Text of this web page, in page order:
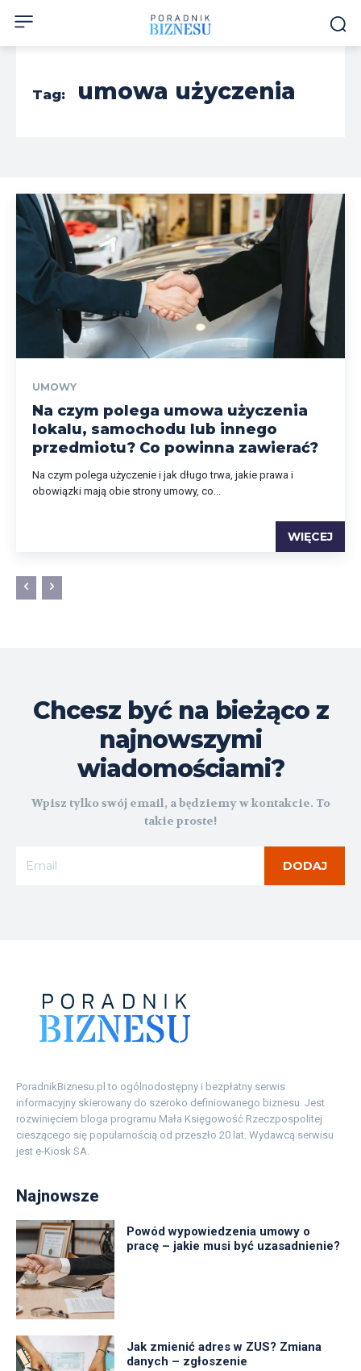
Tag: umowa użyczenia
UMOWY
Na czym polega umowa użyczenia
lokalu, samochodu lub innego
przedmiotu? Co powinna zawierać?
Na czym polega użyczenie i jak długo trwa, jakie prawa i
obowiązki mają obie strony umowy, co...
WIĘCEJ
Chcesz być na bieżąco z
najnowszymi
wiadomościami?
Wpisz tylko swój email, a będziemy w kontakcie. To
takie proste!
DODAJ
PoradnikBiznesu.pl to ogólnodostępny i bezpłatny serwis
informacyjny skierowany do szeroko definiowanego biznesu. Jest
rozwinięciem bloga programu Mała Księgowość Rzeczpospolitej
cieszącego się popularnością od przeszło 20 lat. Wydawcą serwisu
jest e-Kiosk SA.
Najnowsze
Powód wypowiedzenia umowy o
pracę – jakie musi być uzasadnienie?
Jak zmienić adres w ZUS? Zmiana
danych – zgłoszenie